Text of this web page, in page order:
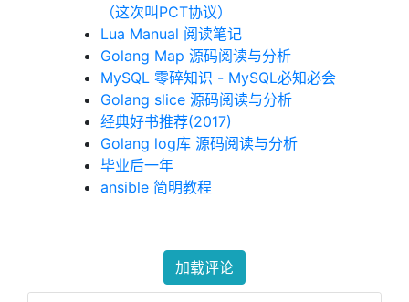
（这次叫PCT协议）
Lua Manual 阅读笔记
Golang Map 源码阅读与分析
MySQL 零碎知识 - MySQL必知必会
Golang slice 源码阅读与分析
经典好书推荐(2017)
Golang log库 源码阅读与分析
毕业后一年
ansible 简明教程
加载评论